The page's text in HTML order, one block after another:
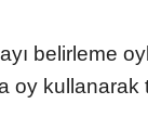
belirleme
oy kullanarak